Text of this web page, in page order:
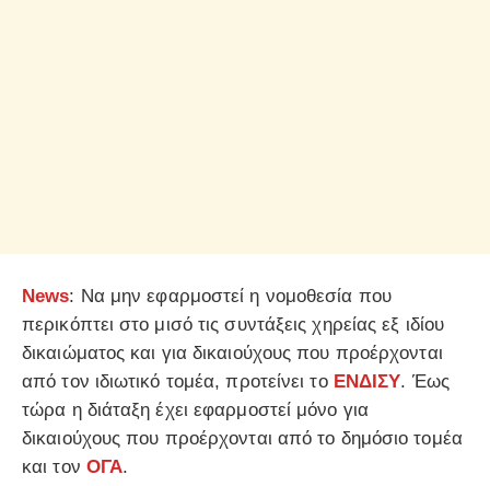
News: Να μην εφαρμοστεί η νομοθεσία που
περικόπτει στο μισό τις συντάξεις χηρείας εξ ιδίου
δικαιώματος και για δικαιούχους που προέρχονται
από τον ιδιωτικό τομέα, προτείνει το ΕΝΔΙΣΥ. Έως
τώρα η διάταξη έχει εφαρμοστεί μόνο για
δικαιούχους που προέρχονται από το δημόσιο τομέα
και τον ΟΓΑ.